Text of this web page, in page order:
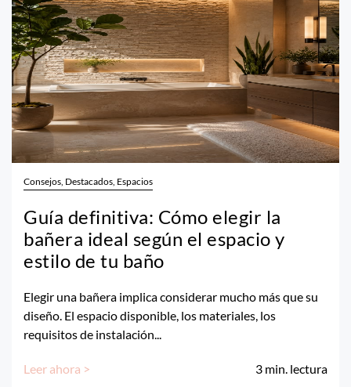
Consejos, Destacados, Espacios
Guía definitiva: Cómo elegir la
bañera ideal según el espacio y
estilo de tu baño
Elegir una bañera implica considerar mucho más que su
diseño. El espacio disponible, los materiales, los
requisitos de instalación...
Leer ahora > 3 min. lectura